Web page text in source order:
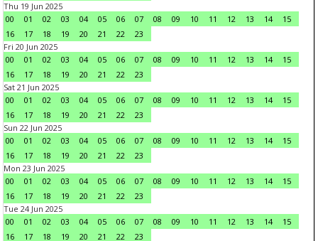
Thu 19 Jun 2025
00
01 02 03 04 05 06 07 08 09 10 11 12 13 14
15
16
17 18 19 20 21 22
23
Fri 20 Jun 2025
00
01 02 03 04 05 06 07 08 09 10 11 12 13 14
15
16
17 18 19 20 21 22
23
Sat 21 Jun 2025
00
01 02 03 04 05 06 07 08 09 10 11 12 13 14
15
16
17 18 19 20 21 22
23
Sun 22 Jun 2025
00
01 02 03 04 05 06 07 08 09 10 11 12 13 14
15
16
17 18 19 20 21 22
23
Mon 23 Jun 2025
00
01 02 03 04 05 06 07 08 09 10 11 12 13 14
15
16
17 18 19 20 21 22
23
Tue 24 Jun 2025
00
01 02 03 04 05 06 07 08 09 10 11 12 13 14
15
16
17 18 19 20 21 22
23